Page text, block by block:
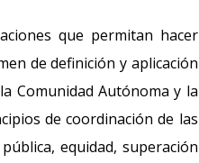
que permitan hacer
de definición y aplicación
Comunidad Autónoma y la
de coordinación de las
equidad, superación